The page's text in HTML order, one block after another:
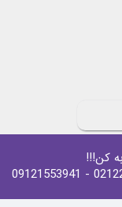
کن!!!
- 09121553941